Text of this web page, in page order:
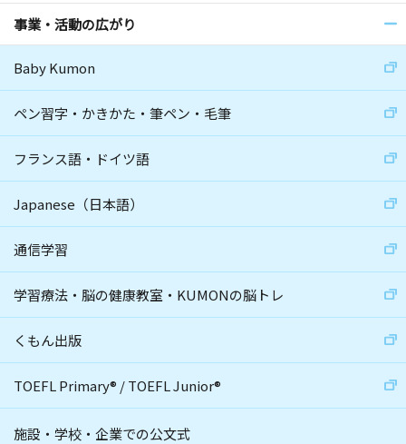
事業・活動の広がり
Baby Kumon
ペン習字・かきかた・筆ペン・毛筆
フランス語・ドイツ語
Japanese（日本語）
通信学習
学習療法・脳の健康教室・KUMONの脳トレ
くもん出版
TOEFL Primary® /TOEFL Junior®
施設・学校・企業での公文式